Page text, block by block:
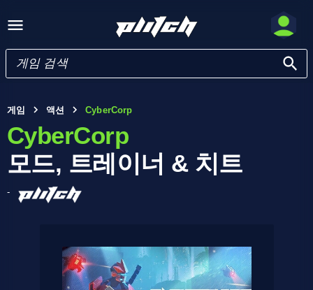
게임 액션 CyberCorp
CyberCorp
모드, 트레이너 & 치트
-